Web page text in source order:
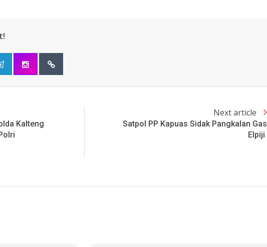
Kalteng
Next article
Satpol PP Kapuas Sidak Pangkalan Gas
Elpiji